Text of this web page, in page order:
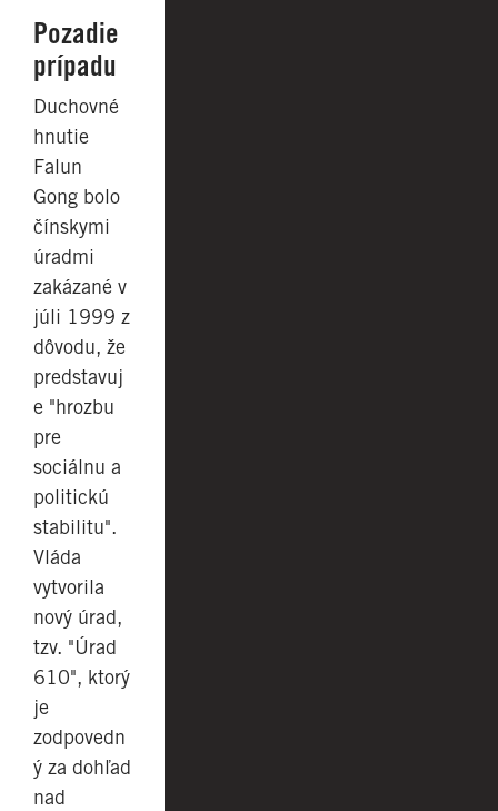
Pozadie
prípadu
Duchovné
hnutie
Falun
Gong bolo
čínskymi
úradmi
zakázané v
júli 1999 z
dôvodu, že
predstavuj
e "hrozbu
pre
sociálnu a
politickú
stabilitu".
Vláda
vytvorila
nový úrad,
tzv. "Úrad
610", ktorý
je
zodpovedn
ý za dohľad
nad